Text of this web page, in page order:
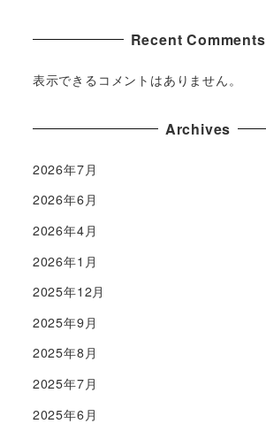
Recent Comments
表示できるコメントはありません。
Archives
2026年7月
2026年6月
2026年4月
2026年1月
2025年12月
2025年9月
2025年8月
2025年7月
2025年6月